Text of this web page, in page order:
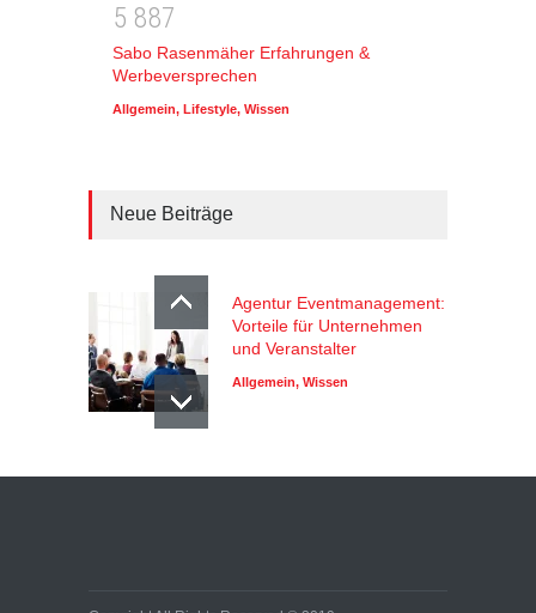
5 887
Sabo Rasenmäher Erfahrungen &
Werbeversprechen
Allgemein, Lifestyle, Wissen
Neue Beiträge
Agentur Eventmanagement:
Vorteile für Unternehmen
und Veranstalter
Allgemein, Wissen